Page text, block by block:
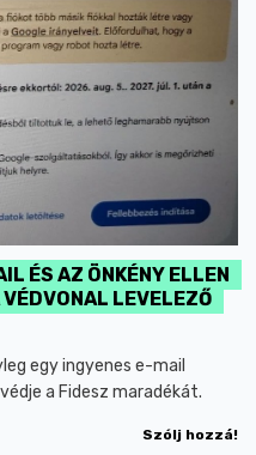
ÉS AZ ÖNKÉNY ELLEN
LEVELEZŐ
egy ingyenes e-mail
a Fidesz maradékát.
Szólj hozzá!